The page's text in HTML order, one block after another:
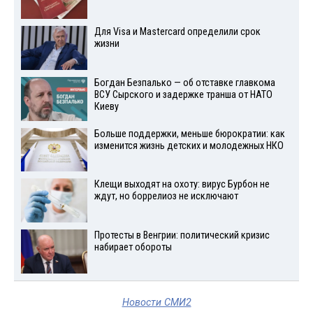
Для Visа и Mastercard определили срок
жизни
Богдан Безпалько — об отставке главкома
ВСУ Сырского и задержке транша от НАТО
Киеву
Больше поддержки, меньше бюрократии: как
изменится жизнь детских и молодежных НКО
Клещи выходят на охоту: вирус Бурбон не
ждут, но боррелиоз не исключают
Протесты в Венгрии: политический кризис
набирает обороты
Новости СМИ2